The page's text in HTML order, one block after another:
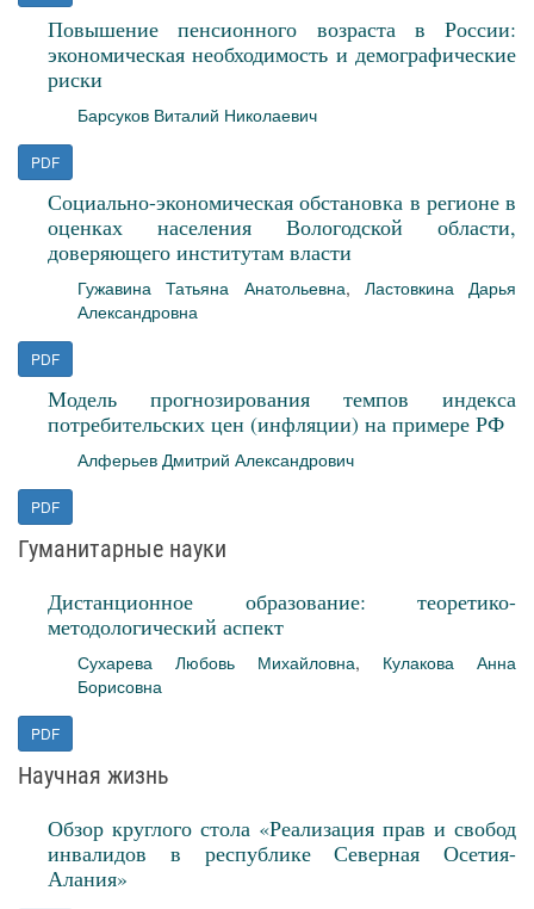
Повышение пенсионного возраста в России:
экономическая необходимость и демографические
риски
Барсуков Виталий Николаевич
PDF
Социально-экономическая обстановка в регионе в
оценках населения Вологодской области,
доверяющего институтам власти
Гужавина Татьяна Анатольевна, Ластовкина Дарья
Александровна
PDF
Модель прогнозирования темпов индекса
потребительских цен (инфляции) на примере РФ
Алферьев Дмитрий Александрович
PDF
Гуманитарные науки
Дистанционное образование: теоретико-
методологический аспект
Сухарева Любовь Михайловна, Кулакова Анна
Борисовна
PDF
Научная жизнь
Обзор круглого стола «Реализация прав и свобод
инвалидов в республике Северная Осетия-
Алания»